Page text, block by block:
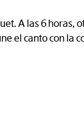
A las 6 horas,
el canto con la